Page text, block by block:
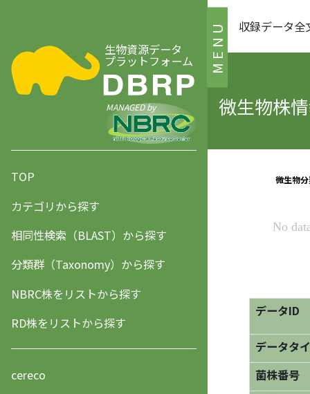
MENU
生物資源データ
プラットフォーム
MANAGED by
TOP
カテゴリから探す
相同性検索（BLAST）から探す
分類群（Taxonomy）から探す
NBRC株をリストから探す
RD株をリストから探す
cereco
収録データ全
微生物株
データID
データタ
菌株番号